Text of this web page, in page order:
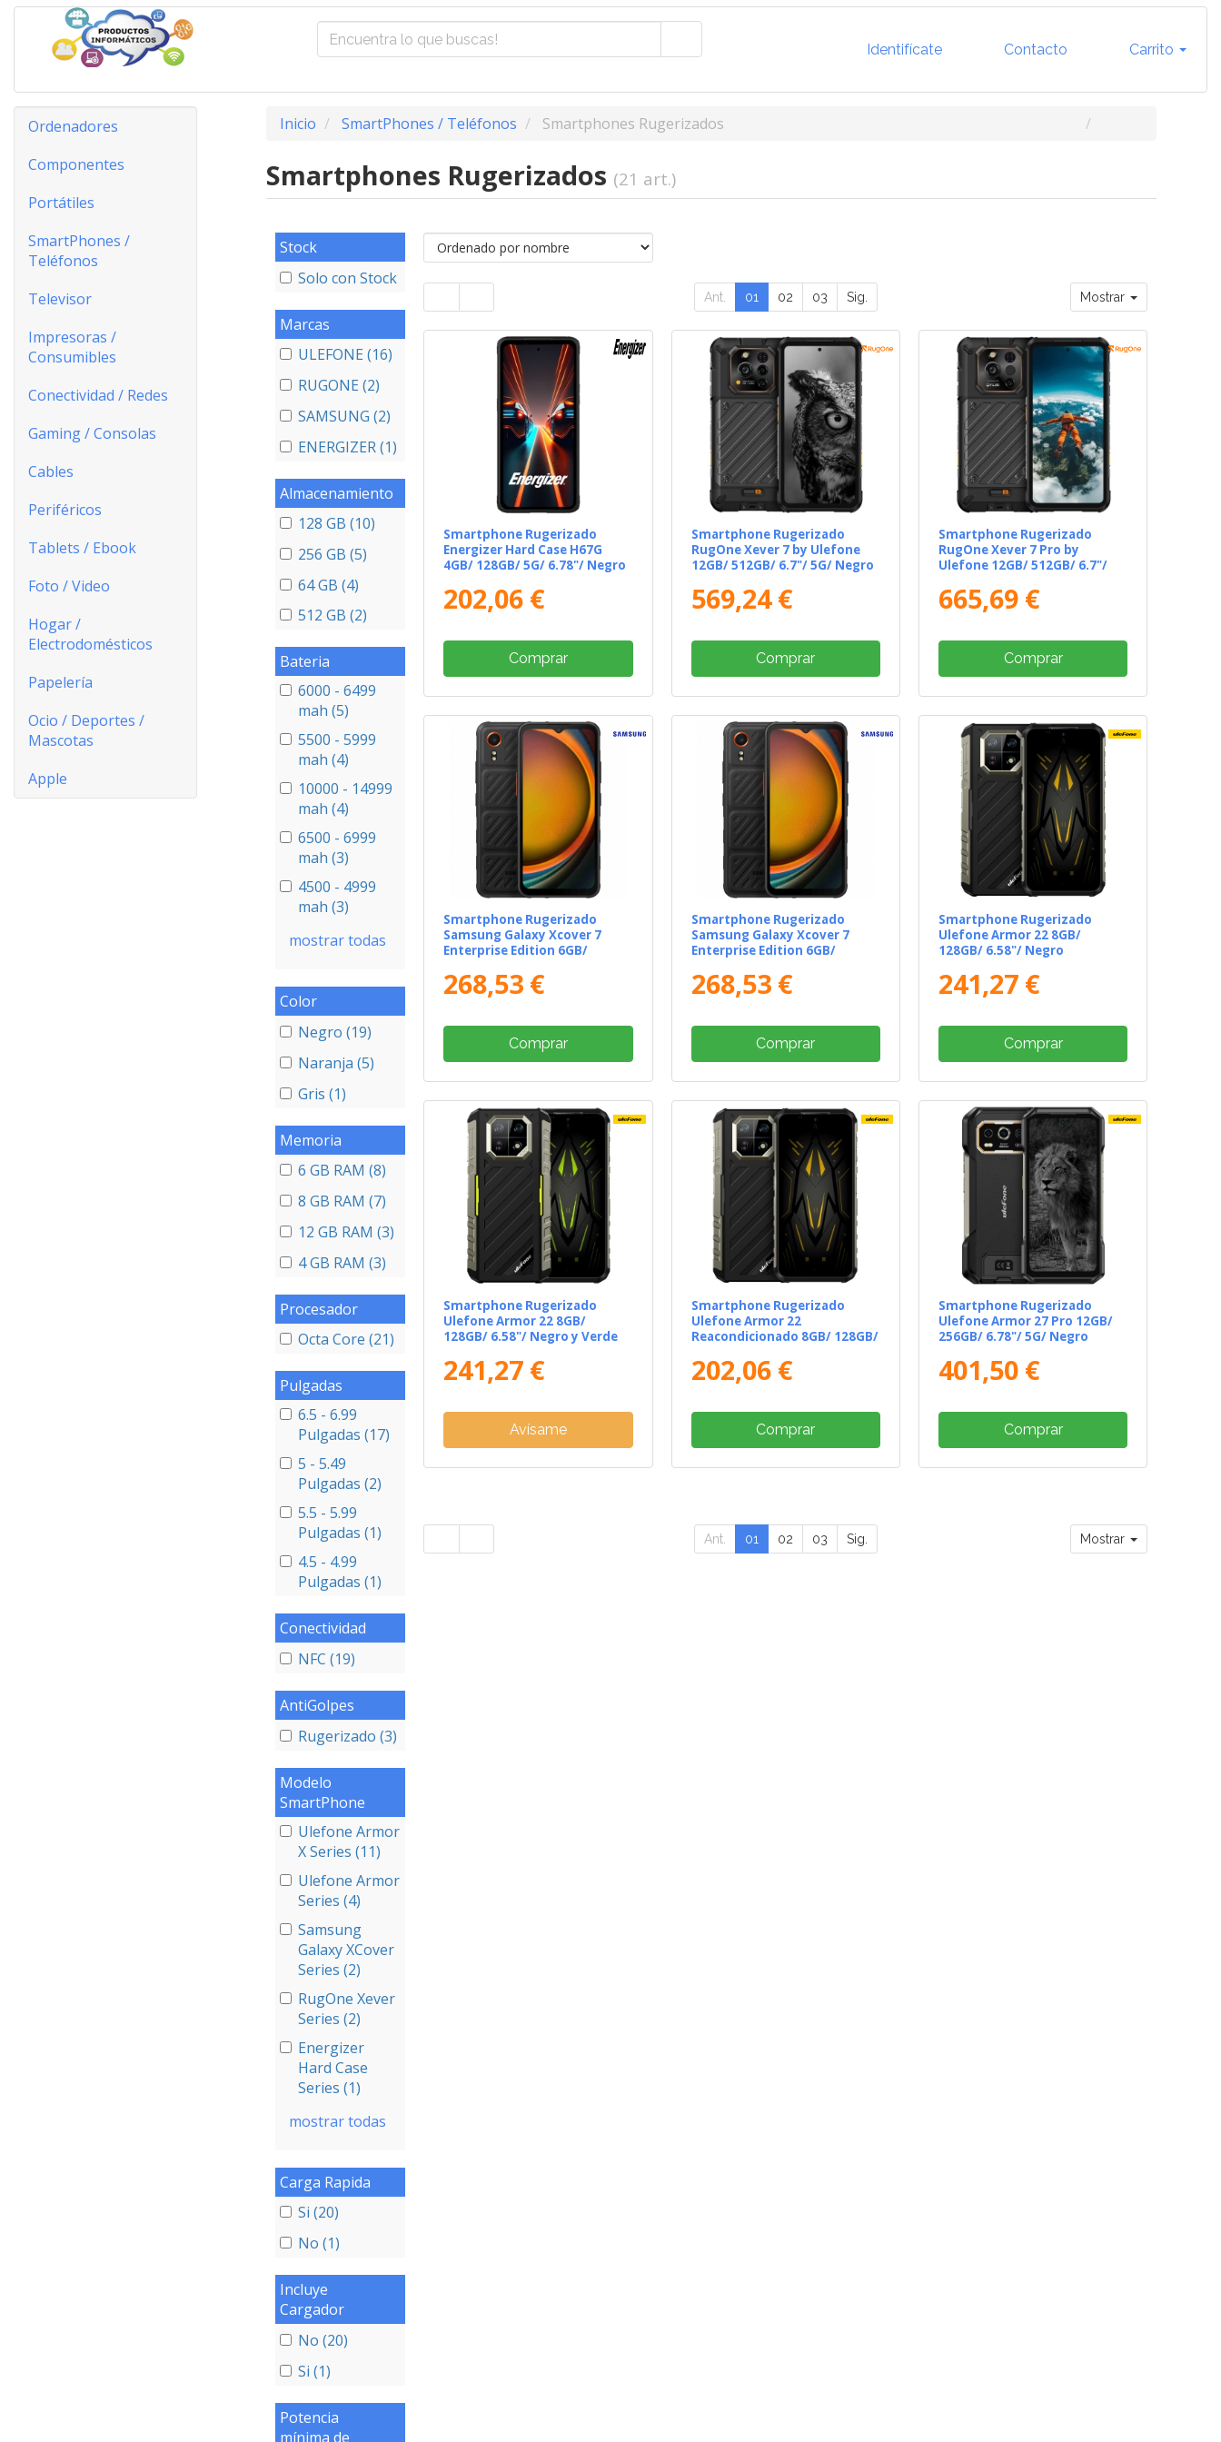
Identifícate Contacto Carrito
Ordenadores
Componentes
Portátiles
SmartPhones /
Teléfonos
Televisor
Impresoras /
Consumibles
Conectividad / Redes
Gaming / Consolas
Cables
Periféricos
Tablets / Ebook
Foto / Video
Hogar /
Electrodomésticos
Papelería
Ocio / Deportes /
Mascotas
Apple
Inicio SmartPhones / Teléfonos Smartphones Rugerizados
Smartphones Rugerizados (21 art.)
Stock
Solo con Stock
Marcas
ULEFONE (16)
RUGONE (2)
SAMSUNG (2)
ENERGIZER (1)
Almacenamiento
128 GB (10)
256 GB (5)
64 GB (4)
512 GB (2)
Bateria
6000 - 6499
mah (5)
5500 - 5999
mah (4)
10000 - 14999
mah (4)
6500 - 6999
mah (3)
4500 - 4999
mah (3)
mostrar todas
Color
Negro (19)
Naranja (5)
Gris (1)
Memoria
6 GB RAM (8)
8 GB RAM (7)
12 GB RAM (3)
4 GB RAM (3)
Procesador
Octa Core (21)
Pulgadas
6.5 - 6.99
Pulgadas (17)
5 - 5.49
Pulgadas (2)
5.5 - 5.99
Pulgadas (1)
4.5 - 4.99
Pulgadas (1)
Conectividad
NFC (19)
AntiGolpes
Rugerizado (3)
Modelo
SmartPhone
Ulefone Armor
X Series (11)
Ulefone Armor
Series (4)
Samsung
Galaxy XCover
Series (2)
RugOne Xever
Series (2)
Energizer
Hard Case
Series (1)
mostrar todas
Carga Rapida
Si (20)
No (1)
Incluye
Cargador
No (20)
Si (1)
Potencia
mínima de
Ant. 01 02 03 Sig. Mostrar
Smartphone Rugerizado
Energizer Hard Case H67G
4GB/ 128GB/ 5G/ 6.78"/ Negro
202,06 €
Comprar
Smartphone Rugerizado
RugOne Xever 7 by Ulefone
12GB/ 512GB/ 6.7"/ 5G/ Negro
569,24 €
Comprar
Smartphone Rugerizado
RugOne Xever 7 Pro by
Ulefone 12GB/ 512GB/ 6.7"/
665,69 €
Comprar
Smartphone Rugerizado
Samsung Galaxy Xcover 7
Enterprise Edition 6GB/
268,53 €
Comprar
Smartphone Rugerizado
Samsung Galaxy Xcover 7
Enterprise Edition 6GB/
268,53 €
Comprar
Smartphone Rugerizado
Ulefone Armor 22 8GB/
128GB/ 6.58"/ Negro
241,27 €
Comprar
Smartphone Rugerizado
Ulefone Armor 22 8GB/
128GB/ 6.58"/ Negro y Verde
241,27 €
Avísame
Smartphone Rugerizado
Ulefone Armor 22
Reacondicionado 8GB/ 128GB/
202,06 €
Comprar
Smartphone Rugerizado
Ulefone Armor 27 Pro 12GB/
256GB/ 6.78"/ 5G/ Negro
401,50 €
Comprar
Ant. 01 02 03 Sig. Mostrar